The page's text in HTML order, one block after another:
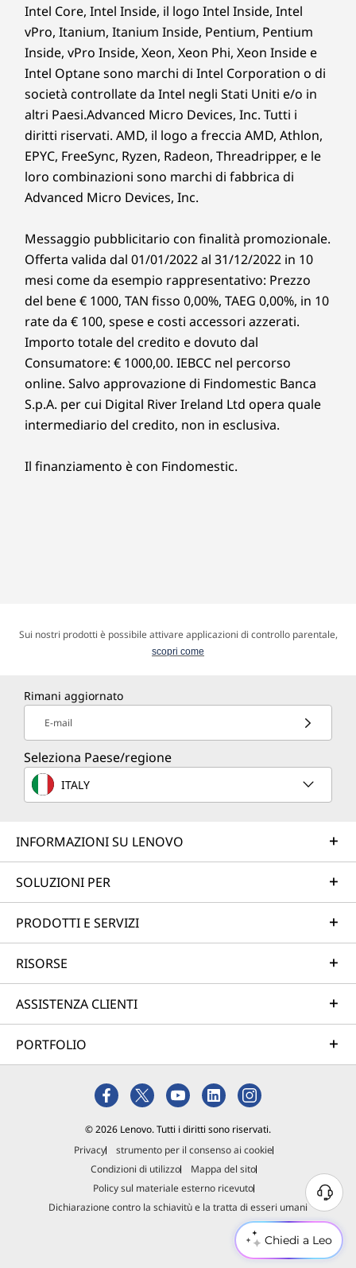
Chiedi a Leo
Intel Core, Intel Inside, il logo Intel Inside, Intel
vPro, Itanium, Itanium Inside, Pentium, Pentium
Inside, vPro Inside, Xeon, Xeon Phi, Xeon Inside e
Intel Optane sono marchi di Intel Corporation o di
società controllate da Intel negli Stati Uniti e/o in
altri Paesi.Advanced Micro Devices, Inc. Tutti i
diritti riservati. AMD, il logo a freccia AMD, Athlon,
EPYC, FreeSync, Ryzen, Radeon, Threadripper, e le
loro combinazioni sono marchi di fabbrica di
Advanced Micro Devices, Inc.
Messaggio pubblicitario con finalità promozionale.
Offerta valida dal 01/01/2022 al 31/12/2022 in 10
mesi come da esempio rappresentativo: Prezzo
del bene € 1000, TAN fisso 0,00%, TAEG 0,00%, in 10
rate da € 100, spese e costi accessori azzerati.
Importo totale del credito e dovuto dal
Consumatore: € 1000,00. IEBCC nel percorso
online. Salvo approvazione di Findomestic Banca
S.p.A. per cui Digital River Ireland Ltd opera quale
intermediario del credito, non in esclusiva.
Il finanziamento è con Findomestic.
Sui nostri prodotti è possibile attivare applicazioni di controllo parentale,
scopri come
Rimani aggiornato
E-mail
Seleziona Paese/regione
ITALY
INFORMAZIONI SU LENOVO
SOLUZIONI PER
PRODOTTI E SERVIZI
RISORSE
ASSISTENZA CLIENTI
PORTFOLIO
© 2026 Lenovo. Tutti i diritti sono riservati.
Privacy
strumento per il consenso ai cookie
Condizioni di utilizzo
Mappa del sito
Policy sul materiale esterno ricevuto
Dichiarazione contro la schiavitù e la tratta di esseri umani